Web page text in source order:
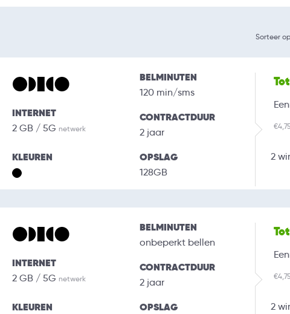
Sorteer
INTERNET
2 GB / 5G netwerk
BELMINUTEN
120 min/sms
CONTRACTDUUR
2 jaar
KLEUREN OPSLAG
128GB
2
INTERNET
2 GB / 5G netwerk
BELMINUTEN
onbeperkt bellen
CONTRACTDUUR
2 jaar
KLEUREN OPSLAG 2